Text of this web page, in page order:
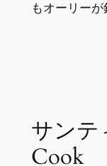
もオーリーが
サンテ
Cook